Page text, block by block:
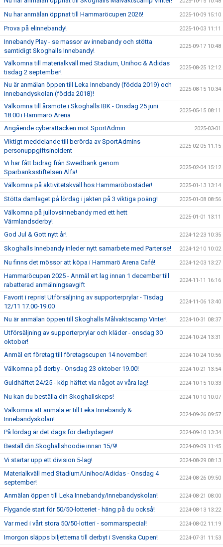
Nu har anmälan öppnat till Hammaröcupen 2026! 2025-10-09 15:10
Prova på elinnebandy! 2025-10-03 11:11
Innebandy Play - se massor av innebandy och stötta
samtidigt Skoghalls Innebandy!
2025-09-17 10:48
Välkomna till materialkväll med Stadium, Unihoc & Adidas
tisdag 2 september!
2025-08-25 12:12
Nu är anmälan öppen till Leka Innebandy (födda 2019) och
Innebandyskolan (födda 2018)!
2025-08-15 10:34
Välkomna till årsmöte i Skoghalls IBK - Onsdag 25 juni
18.00 i Hammarö Arena
2025-05-15 08:11
Angående cyberattacken mot SportAdmin 2025-03-01
Viktigt meddelande till berörda av SportAdmins
personuppgiftsincident
2025-02-05 11:15
Vi har fått bidrag från Swedbank genom
Sparbanksstiftelsen Alfa!
2025-02-04 15:12
Välkomna på aktivitetskväll hos Hammaröbostäder! 2025-01-13 13:14
Stötta damlaget på lördag i jakten på 3 viktiga poäng! 2025-01-08 08:56
Välkomna på jullovsinnebandy med ett hett
Värmlandsderby!
2025-01-01 13:11
God Jul & Gott nytt år! 2024-12-23 10:35
Skoghalls Innebandy inleder nytt samarbete med Parter.se! 2024-12-10 10:02
Nu finns det mössor att köpa i Hammarö Arena Café! 2024-12-03 13:27
Hammaröcupen 2025 - Anmäl ert lag innan 1 december till
rabatterad anmälningsavgift
2024-11-11 16:16
Favorit i repris! Utförsäljning av supporterprylar - Tisdag
12/11 17.00-19.00
2024-11-06 13:40
Nu är anmälan öppen till Skoghalls Målvaktscamp Vinter! 2024-10-31 08:37
Utförsäljning av supporterprylar och kläder - onsdag 30
oktober!
2024-10-24 13:31
Anmäl ert företag till företagscupen 14 november! 2024-10-24 10:56
Välkomna på derby - Onsdag 23 oktober 19.00! 2024-10-21 13:54
Guldhäftet 24/25 - köp häftet via något av våra lag! 2024-10-15 10:33
Nu kan du beställa din Skoghallskeps! 2024-10-10 10:07
Välkomna att anmäla er till Leka Innebandy &
Innebandyskolan!
2024-09-26 09:57
På lördag är det dags för derbydagen! 2024-09-10 13:34
Beställ din Skoghallshoodie innan 15/9! 2024-09-09 11:45
Vi startar upp ett division 5-lag! 2024-08-29 08:13
Materialkväll med Stadium/Unihoc/Adidas - Onsdag 4
september!
2024-08-26 09:50
Anmälan öppen till Leka Innebandy/Innebandyskolan! 2024-08-21 08:00
Flygande start för 50/50-lotteriet - häng på du också! 2024-08-13 13:22
Var med i vårt stora 50/50-lotteri - sommarspecial! 2024-08-02 11:19
Imorgon släpps biljetterna till derbyt i Svenska Cupen! 2024-07-31 11:53